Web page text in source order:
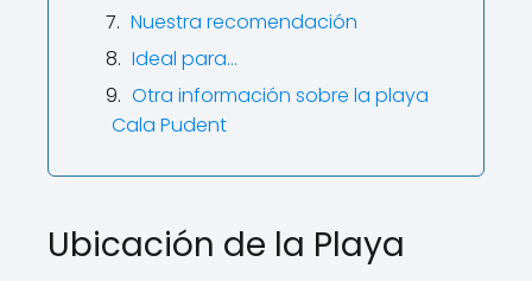
Nuestra recomendación
Ideal para…
Otra información sobre la playa
Cala Pudent
Ubicación de la Playa